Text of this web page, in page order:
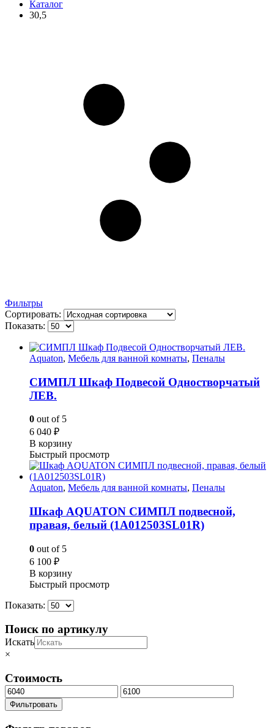
Каталог
30,5
Фильтры
Сортировать:
Показать:
Aquaton, Мебель для ванной комнаты, Пеналы
СИМПЛ Шкаф Подвесой Одностворчатый
ЛЕВ.
0 out of 5
6 040 ₽
В корзину
Быстрый просмотр
Aquaton, Мебель для ванной комнаты, Пеналы
Шкаф AQUATON СИМПЛ подвесной,
правая, белый (1A012503SL01R)
0 out of 5
6 100 ₽
В корзину
Быстрый просмотр
Показать:
Поиск по артикулу
Искать
×
Стоимость
Минимальная
цена
Максимальная
цена
Фильтровать